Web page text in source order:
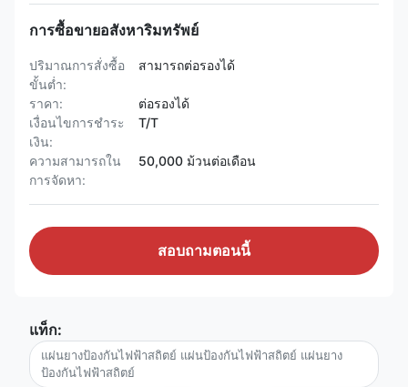
การซื้อขายอสังหาริมทรัพย์
ปริมาณการสั่งซื้อ
ขั้นต่ำ:
สามารถต่อรองได้
ราคา:
ต่อรองได้
เงื่อนไขการชำระ
เงิน:
T/T
ความสามารถใน
การจัดหา:
50,000 ม้วนต่อเดือน
สอบถามตอนนี้
แท็ก:
แผ่นยางป้องกันไฟฟ้าสถิตย์ แผ่นป้องกันไฟฟ้าสถิตย์ แผ่นยาง
ป้องกันไฟฟ้าสถิตย์